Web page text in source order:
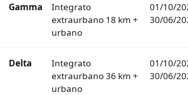
Gamma
Integrato
extraurbano 18 km +
urbano
01/10/
30/06/
Delta
Integrato
extraurbano 36 km +
urbano
01/10/
30/06/